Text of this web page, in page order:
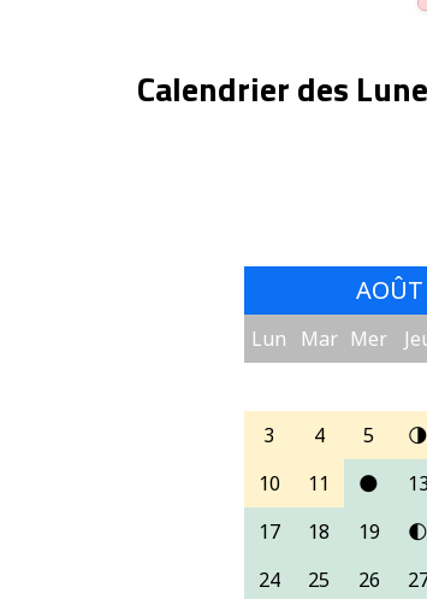
Calendrier des
Lun Mar Mer
3
4 5 🌗
10
11 🌑 13
17
18 19 🌓
24
25 26